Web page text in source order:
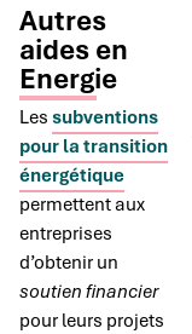
Autres
aides en
Energie
Les subventions
pour la transition
énergétique
permettent aux
entreprises
d’obtenir un
soutien financier
pour leurs projets